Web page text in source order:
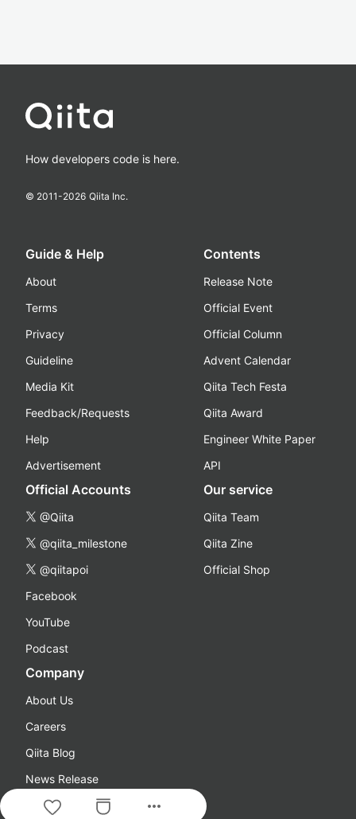
more_horiz
How developers code is here.
© 2011-2026 Qiita Inc.
Guide & Help
About
Terms
Privacy
Guideline
Media Kit
Feedback/Requests
Help
Advertisement
Contents
Release Note
Official Event
Official Column
Advent Calendar
Qiita Tech Festa
Qiita Award
Engineer White Paper
API
Official Accounts
@Qiita
@qiita_milestone
@qiitapoi
Facebook
YouTube
Podcast
Our service
Qiita Team
Qiita Zine
Official Shop
Company
About Us
Careers
Qiita Blog
News Release